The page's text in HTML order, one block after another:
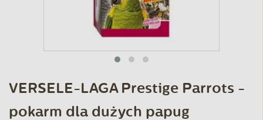
VERSELE-LAGA Prestige Parrots -
pokarm dla dużych papug